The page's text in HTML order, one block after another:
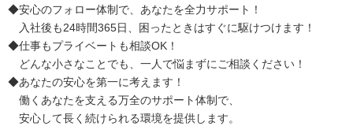
◆安心のフォロー体制で、あなたを全力サポート！
入社後も24時間365日、困ったときはすぐに駆けつけます！
◆仕事もプライベートも相談OK！
どんな小さなことでも、一人で悩まずにご相談ください！
◆あなたの安心を第一に考えます！
働くあなたを支える万全のサポート体制で、
安心して長く続けられる環境を提供します。